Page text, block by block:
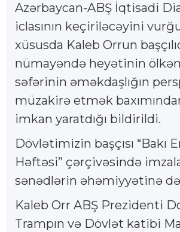
Azərbaycan-ABŞ İqtisadi
iclasının keçiriləcəyini
xüsusda Kaleb Orrun
nümayəndə heyətinin
səfərinin əməkdaşlığın
müzakirə etmək
imkan yaratdığı bildirildi.
Dövlətimizin başçısı “Bakı
Həftəsi” çərçivəsində
sənədlərin əhəmiyyətinə
Kaleb Orr ABŞ Prezidenti
Trampın və Dövlət katibi